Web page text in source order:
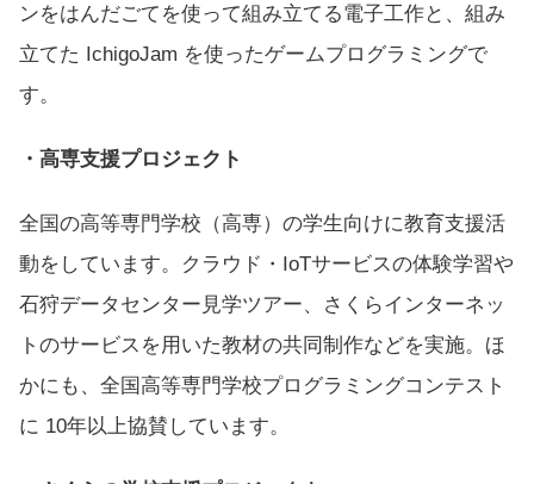
ンをはんだごてを使って組み立てる電子工作と、組み
立てた IchigoJam を使ったゲームプログラミングで
す。
・高専支援プロジェクト
全国の高等専門学校（高専）の学生向けに教育支援活
動をしています。クラウド・IoTサービスの体験学習や
石狩データセンター見学ツアー、さくらインターネッ
トのサービスを用いた教材の共同制作などを実施。ほ
かにも、全国高等専門学校プログラミングコンテスト
に 10年以上協賛しています。